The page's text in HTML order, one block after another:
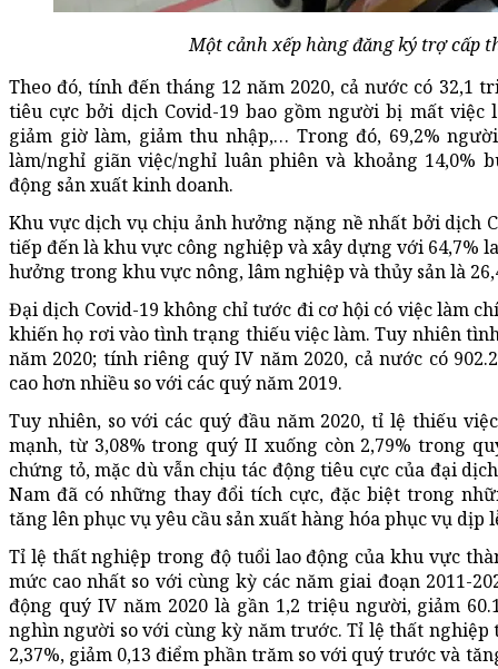
Một cảnh xếp hàng đăng ký trợ cấp
Theo đó, tính đến tháng 12 năm 2020, cả nước có
tiêu cực bởi dịch Covid-19 bao gồm người bị mất
giảm giờ làm, giảm thu nhập,… Trong đó, 69,2%
làm/nghỉ giãn việc/nghỉ luân phiên và khoảng 14,0%
động sản xuất kinh doanh.
Khu vực dịch vụ chịu ảnh hưởng nặng nề nhất bởi dịch
tiếp đến là khu vực công nghiệp và xây dựng với 64,7%
hưởng trong khu vực nông, lâm nghiệp và thủy sản là
Đại dịch Covid-19 không chỉ tước đi cơ hội có việc làm
khiến họ rơi vào tình trạng thiếu việc làm. Tuy nhiên
năm 2020; tính riêng quý IV năm 2020, cả nước có
cao hơn nhiều so với các quý năm 2019.
Tuy nhiên, so với các quý đầu năm 2020, tỉ lệ thiếu
mạnh, từ 3,08% trong quý II xuống còn 2,79% trong
chứng tỏ, mặc dù vẫn chịu tác động tiêu cực của đại
Nam đã có những thay đổi tích cực, đặc biệt trong
tăng lên phục vụ yêu cầu sản xuất hàng hóa phục vụ dịp
Tỉ lệ thất nghiệp trong độ tuổi lao động của khu vực
mức cao nhất so với cùng kỳ các năm giai đoạn 2011-
động quý IV năm 2020 là gần 1,2 triệu người, giảm
nghìn người so với cùng kỳ năm trước. Tỉ lệ thất nghiệp
2,37%, giảm 0,13 điểm phần trăm so với quý trước và